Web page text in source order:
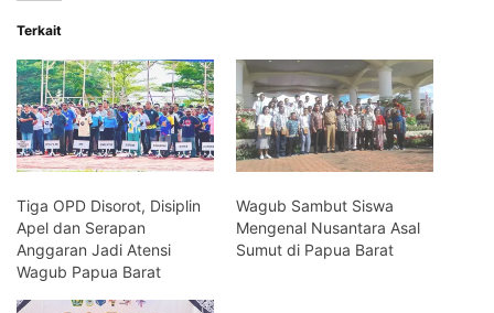
Terkait
Tiga OPD Disorot, Disiplin
Apel dan Serapan
Anggaran Jadi Atensi
Wagub Papua Barat
Wagub Sambut Siswa
Mengenal Nusantara Asal
Sumut di Papua Barat